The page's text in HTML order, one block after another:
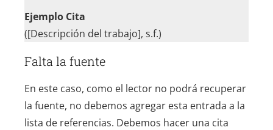
Ejemplo Cita
([Descripción del trabajo], s.f.)
Falta la fuente
En este caso, como el lector no podrá recuperar
la fuente, no debemos agregar esta entrada a la
lista de referencias. Debemos hacer una cita